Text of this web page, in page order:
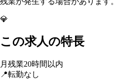
💎
この求人の特長
月残業20時間以内
📍転勤なし